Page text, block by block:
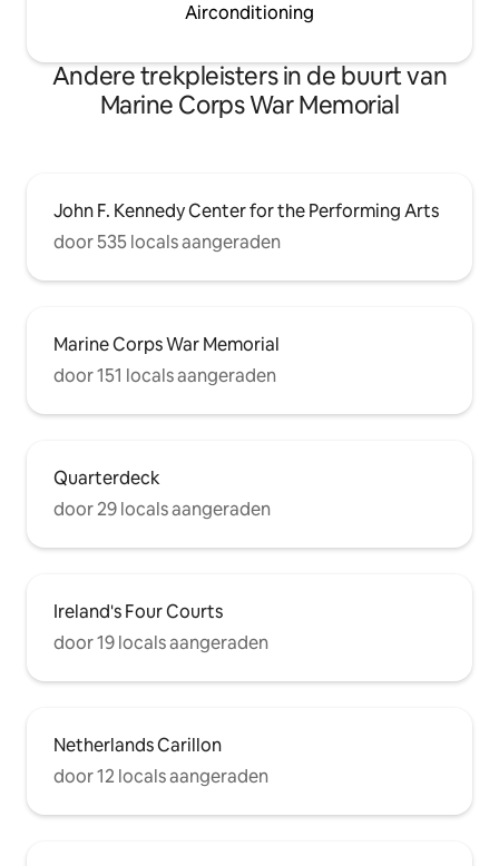
Airconditioning
Andere trekpleisters in de buurt van
Marine Corps War Memorial
John F. Kennedy Center for the Performing Arts
door 535 locals aangeraden
Marine Corps War Memorial
door 151 locals aangeraden
Quarterdeck
door 29 locals aangeraden
Ireland's Four Courts
door 19 locals aangeraden
Netherlands Carillon
door 12 locals aangeraden